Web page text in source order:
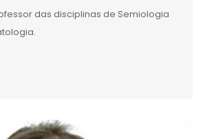
das disciplinas de Semiologia